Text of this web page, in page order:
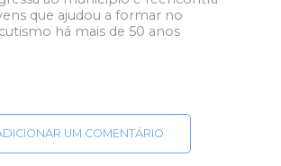
que ajudou a formar no
há mais de 50 anos
UM COMENTÁRIO